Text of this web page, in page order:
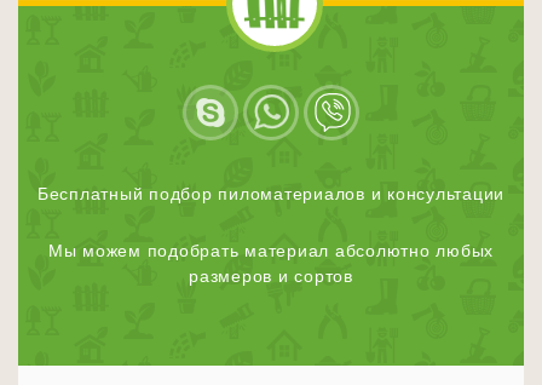
Бесплатный подбор пиломатериалов и консультации
Мы можем подобрать материал абсолютно любых
размеров и сортов